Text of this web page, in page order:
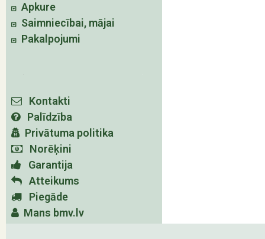
Apkure
Saimniecībai, mājai
Pakalpojumi
Kontakti
Palīdzība
Privātuma politika
Norēķini
Garantija
Atteikums
Piegāde
Mans bmv.lv